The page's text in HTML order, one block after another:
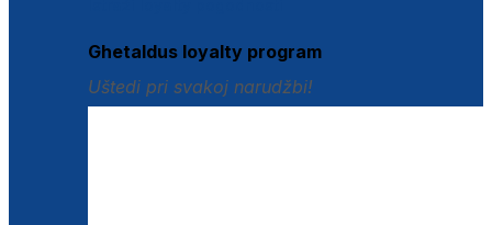
Ghetaldus loyalty program
Uštedi pri svakoj narudžbi!